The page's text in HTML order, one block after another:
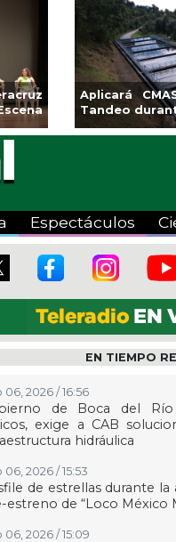
Aplicará
Tandeo
Espectáculos
EN TIEMPO
06, 2026 / 16:56
de Boca del
exige a CAB
hidráulica
06, 2026 / 15:53
de estrellas durante
estreno de “Loco México
06, 2026 / 15:09